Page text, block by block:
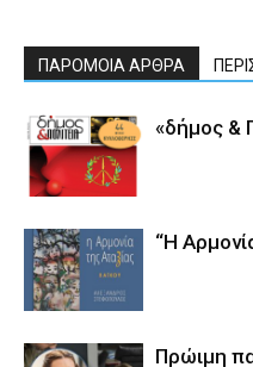
ΠΑΡΟΜΟΙΑ ΑΡΘΡΑ
«δήμος &
“Η
Πρώιμη